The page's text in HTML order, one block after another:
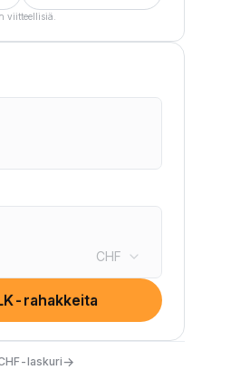
viitteellisiä.
CHF
rahakkeita
laskuri→